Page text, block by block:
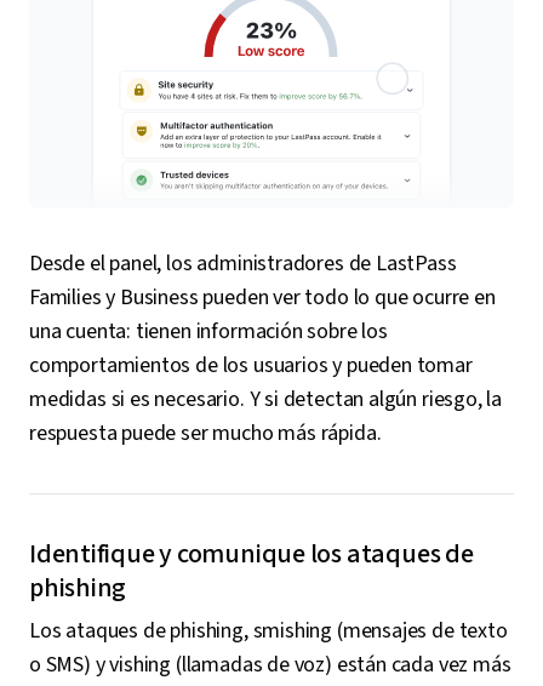
Desde el panel, los administradores de LastPass
Families y Business pueden ver todo lo que ocurre en
una cuenta: tienen información sobre los
comportamientos de los usuarios y pueden tomar
medidas si es necesario. Y si detectan algún riesgo, la
respuesta puede ser mucho más rápida.
Identifique y comunique los ataques de
phishing
Los ataques de phishing, smishing (mensajes de texto
o SMS) y vishing (llamadas de voz) están cada vez más